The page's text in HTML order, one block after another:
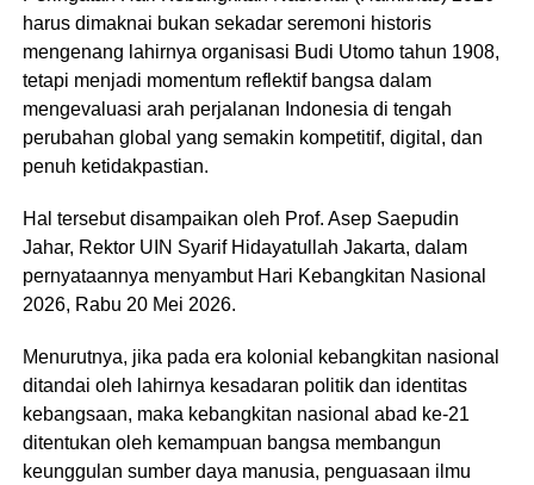
harus dimaknai bukan sekadar seremoni historis
mengenang lahirnya organisasi Budi Utomo tahun 1908,
tetapi menjadi momentum reflektif bangsa dalam
mengevaluasi arah perjalanan Indonesia di tengah
perubahan global yang semakin kompetitif, digital, dan
penuh ketidakpastian.
Hal tersebut disampaikan oleh Prof. Asep Saepudin
Jahar, Rektor UIN Syarif Hidayatullah Jakarta, dalam
pernyataannya menyambut Hari Kebangkitan Nasional
2026, Rabu 20 Mei 2026.
Menurutnya, jika pada era kolonial kebangkitan nasional
ditandai oleh lahirnya kesadaran politik dan identitas
kebangsaan, maka kebangkitan nasional abad ke-21
ditentukan oleh kemampuan bangsa membangun
keunggulan sumber daya manusia, penguasaan ilmu